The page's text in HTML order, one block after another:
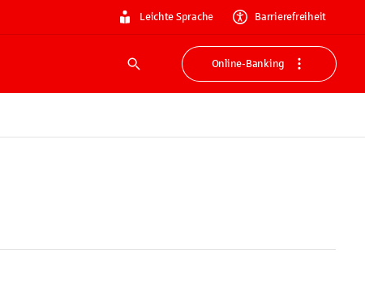
Leichte Sprache Barrierefreiheit
Suche
Online-Banking